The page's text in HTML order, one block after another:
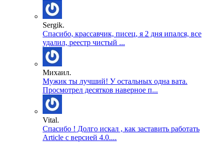
Sergik.
Спасибо, крассавчик, писец, я 2 дня ипался, все
удалил, реестр чистый ...
Михаил.
Мужик ты лучший! У остальных одна вата.
Просмотрел десятков наверное п...
Vital.
Спасибо ! Долго искал , как заставить работать
Article с версией 4.0....